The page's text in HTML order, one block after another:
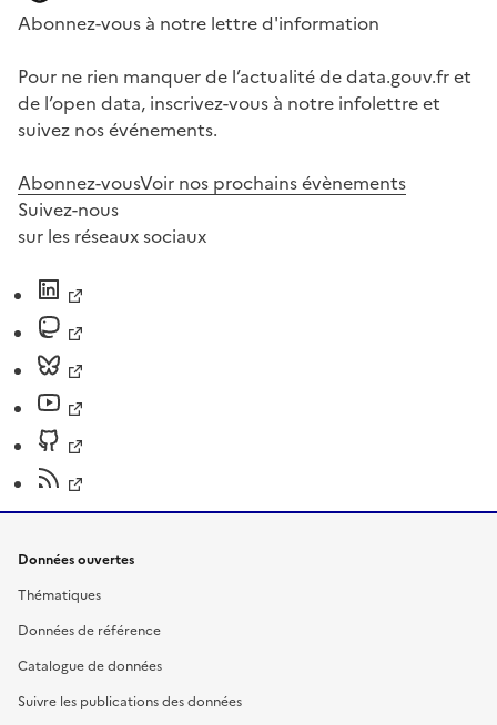
Abonnez-vous à notre lettre d'information
Pour ne rien manquer de l’actualité de data.gouv.fr et
de l’open data, inscrivez-vous à notre infolettre et
suivez nos événements.
Abonnez-vousVoir nos prochains évènements
Suivez-nous
sur les réseaux sociaux
Données ouvertes
Thématiques
Données de référence
Catalogue de données
Suivre les publications des données